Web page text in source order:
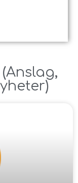
Anslag,
)